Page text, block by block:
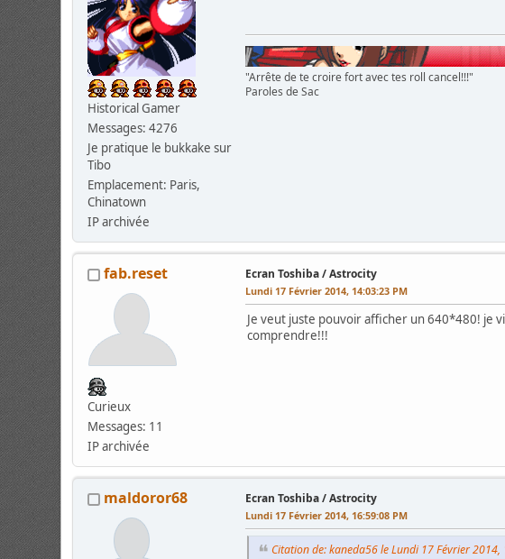
Historical Gamer
Messages: 4276
Je pratique le bukkake sur
Tibo
Emplacement: Paris,
Chinatown
IP archivée
"Arrête de te croire fort avec tes roll cancel!!!"
Paroles de Sac
fab.reset
Curieux
Messages: 11
IP archivée
Ecran Toshiba / Astrocity
Lundi 17 Février 2014, 14:03:23 PM
Je veut juste pouvoir afficher un 640*480! je
comprendre!!!
maldoror68 Ecran Toshiba / Astrocity
Lundi 17 Février 2014, 16:59:08 PM
Citation de: kaneda56 le Lundi 17 Février 2014,